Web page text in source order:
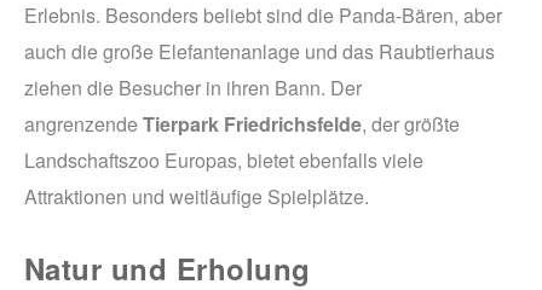
Erlebnis. Besonders beliebt sind die Panda-Bären, aber
auch die große Elefantenanlage und das Raubtierhaus
ziehen die Besucher in ihren Bann. Der
angrenzende Tierpark Friedrichsfelde, der größte
Landschaftszoo Europas, bietet ebenfalls viele
Attraktionen und weitläufige Spielplätze.
Natur und Erholung